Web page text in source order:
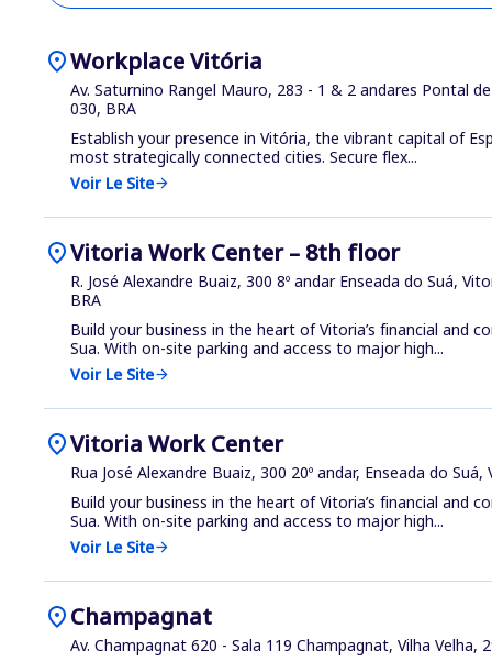
location_onWorkplace Vitória
Av. Saturnino Rangel Mauro, 283 - 1 & 2 andares Pontal
030, BRA
Establish your presence in Vitória, the vibrant capital of
most strategically connected cities. Secure flex...
Voir Le Sitearrow_forward
location_onVitoria Work Center – 8th floor
R. José Alexandre Buaiz, 300 8º andar Enseada do Suá,
BRA
Build your business in the heart of Vitoria’s financial and
Sua. With on-site parking and access to major high...
Voir Le Sitearrow_forward
location_onVitoria Work Center
Rua José Alexandre Buaiz, 300 20º andar, Enseada do
Build your business in the heart of Vitoria’s financial and
Sua. With on-site parking and access to major high...
Voir Le Sitearrow_forward
location_onChampagnat
Av. Champagnat 620 - Sala 119 Champagnat, Vilha Velha,